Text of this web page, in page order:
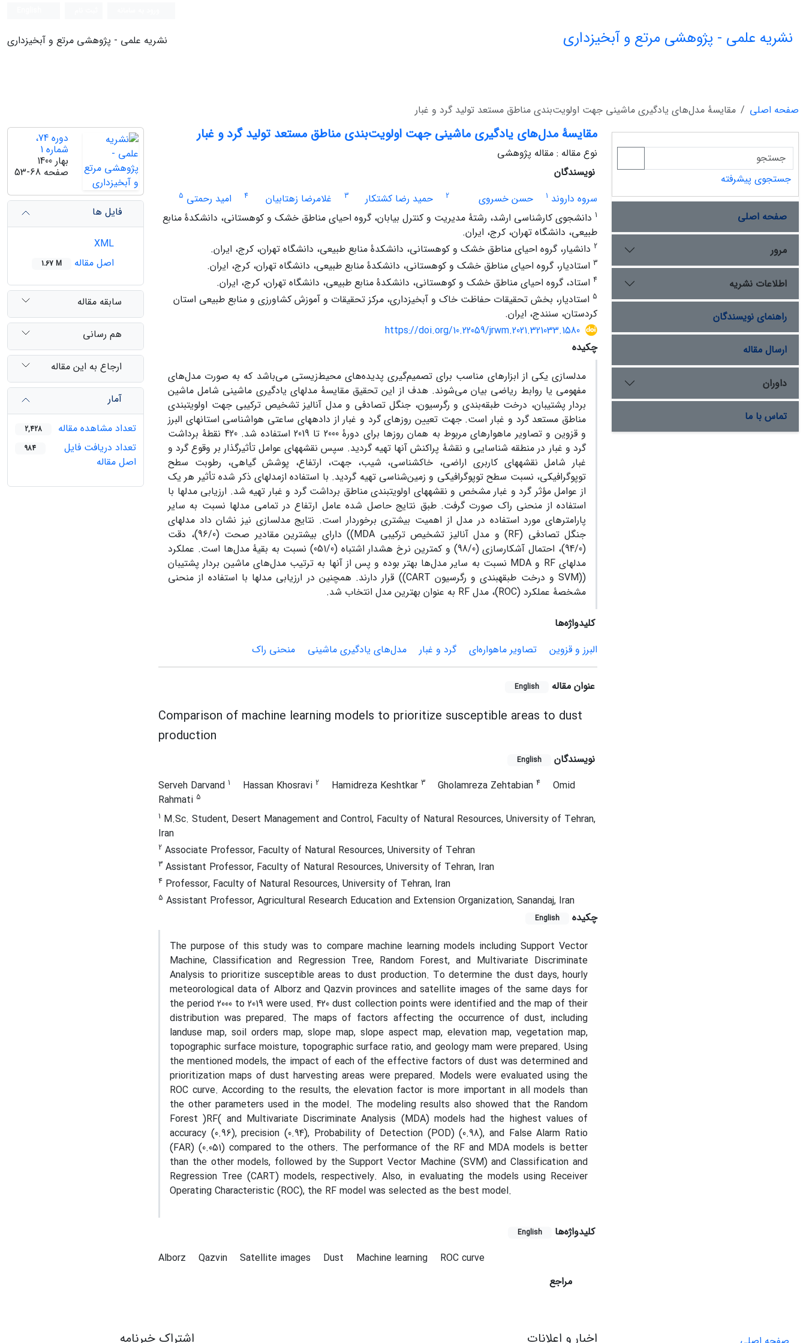
نشریه علمی - پژوهشی مرتع و آبخیزداری نشریه علمی - پژوهشی مرتع و آبخیزداری
صفحه اصلی مقایسۀ مدل‌های یادگیری ماشینی جهت اولویت‌بندی مناطق مستعد تولید گرد و غبار
مقایسۀ مدل‌های یادگیری ماشینی جهت اولویت‌بندی مناطق مستعد تولید گرد و غبار
نوع مقاله : مقاله پژوهشی
نویسندگان
سروه داروند 1 حسن خسروی 2 حمید رضا کشتکار 3 غلامرضا زهتابیان 4 امید رحمتی 5
1 دانشجوی کارشناسی ارشد، رشتۀ مدیریت و کنترل بیابان، گروه احیای مناطق خشک و کوهستانی، دانشکدۀ منابع
طبیعی، دانشگاه تهران، کرج، ایران.
2 دانشیار، گروه احیای مناطق خشک و کوهستانی، دانشکدۀ منابع طبیعی، دانشگاه تهران، کرج، ایران.
3 استادیار، گروه احیای مناطق خشک و کوهستانی، دانشکدۀ منابع طبیعی، دانشگاه تهران، کرج، ایران.
4 استاد، گروه احیای مناطق خشک و کوهستانی، دانشکدۀ منابع طبیعی، دانشگاه تهران، کرج، ایران.
5 استادیار، بخش تحقیقات حفاظت خاک و آبخیزداری، مرکز تحقیقات و آموزش کشاورزی و منابع طبیعی استان
کردستان، سنندج، ایران.
https://doi.org/10.22059/jrwm.2021.321033.1580
چکیده
مد‌ل­سازی یکی از ابزارهای مناسب برای تصمیم‌گیری پدیده‌های محیط‌زیستی می‌باشد که به صورت مدل‌های
مفهومی یا روابط ریاضی بیان می‌شوند. هدف از این تحقیق مقایسۀ مدل­های یادگیری ماشینی شامل ماشین
بردار پشتیبان، درخت طبقه‌بندی و رگرسیون، جنگل تصادفی و مدل آنالیز تشخیص ترکیبی جهت اولویت­بندی
مناطق مستعد گرد و غبار است. جهت تعیین روز­های گرد و غبار از داده­های ساعتی هواشناسی استان­های البرز
و قزوین و تصاویر ماهواره­ای مربوط به همان روزها برای دورۀ 2000 تا 2019 استفاده شد. 420 نقطۀ برداشت
گرد و غبار در منطقه شناسایی و نقشۀ پراکنش آ­ن­ها تهیه گردید. سپس نقشه­های عوامل تأثیرگذار بر وقوع گرد و
غبار شامل نقشه­های کاربری اراضی، خاک­شناسی، شیب، جهت، ارتفاع، پوشش گیاهی، رطوبت سطح
توپوگرافیکی، نسبت سطح توپوگرافیکی و زمین‌شناسی تهیه گردید. با استفاده ازمدل­­های ذکر شده تأثیر هر یک
از عوامل مؤثر گرد و غبار مشخص و نقشه­های اولویت­بندی مناطق برداشت گرد و غبار تهیه شد. ارزیابی مدل­ها با
استفاده از منحنی راک صورت گرفت. طبق نتایج حاصل شده عامل ارتفاع در تمامی مدل­ها نسبت به سایر
پارامترهای مورد استفاده در مدل از اهمیت بیشتری برخوردار است. نتایج مدل­سازی نیز نشان داد مدل­های
جنگل تصادفی (RF) و مدل آنالیز تشخیص ترکیبی MDA)) دارای بیشترین مقادیر صحت (96/0)، دقت
(94/0)، احتمال آشکارسازی (98/0) و کمترین نرخ هشدار اشتباه (051/0) نسبت به بقیۀ مدل‌ها است. عملکرد
مدل­های RF و MDA نسبت به سایر مدل‌ها بهتر بوده و پس از آن­ها به ترتیب مدل‌های ماشین بردار پشتیبان
((SVM و درخت طبقه­بندی و رگرسیون CART)) قرار دارند. همچنین در ارزیابی مدل­ها با استفاده از منحنی
مشخصۀ عملکرد (ROC)، مدل RF به عنوان بهترین مدل انتخاب شد.
کلیدواژه‌ها
البرز و قزوین
تصاویر ماهواره‌ای گرد و غبار مدل‌های یادگیری ماشینی منحنی راک
عنوان مقاله English
Comparison of machine learning models to prioritize susceptible areas to dust
production
نویسندگان English
Serveh Darvand 1 Hassan Khosravi 2 Hamidreza Keshtkar 3 Gholamreza Zehtabian 4
Omid
Rahmati 5
1 M.Sc. Student, Desert Management and Control, Faculty of Natural Resources, University of Tehran,
Iran
2 Associate Professor, Faculty of Natural Resources, University of Tehran
3 Assistant Professor, Faculty of Natural Resources, University of Tehran, Iran
4 Professor, Faculty of Natural Resources, University of Tehran, Iran
5 Assistant Professor, Agricultural Research Education and Extension Organization, Sanandaj, Iran
چکیده
English
The purpose of this study was to compare machine learning models including Support Vector
Machine, Classification and Regression Tree, Random Forest, and Multivariate Discriminate
Analysis to prioritize susceptible areas to dust production. To determine the dust days, hourly
meteorological data of Alborz and Qazvin provinces and satellite images of the same days for
the period 2000 to 2019 were used. 420 dust collection points were identified and the map of their
distribution was prepared. The maps of factors affecting the occurrence of dust, including
landuse map, soil orders map, slope map, slope aspect map, elevation map, vegetation map,
topographic surface moisture, topographic surface ratio, and geology mam were prepared. Using
the mentioned models, the impact of each of the effective factors of dust was determined and
prioritization maps of dust harvesting areas were prepared. Models were evaluated using the
ROC curve. According to the results, the elevation factor is more important in all models than
the other parameters used in the model. The modeling results also showed that the Random
Forest )RF( and Multivariate Discriminate Analysis (MDA) models had the highest values of
accuracy (0.96), precision (0.94), Probability of Detection (POD) (0.98), and False Alarm Ratio
(FAR) (0.051) compared to the others. The performance of the RF and MDA models is better
than the other models, followed by the Support Vector Machine (SVM) and Classification and
Regression Tree (CART) models, respectively. Also, in evaluating the models using Receiver
Operating Characteristic (ROC), the RF model was selected as the best model.
کلیدواژه‌ها English
Alborz Qazvin Satellite images Dust Machine learning
ROC curve
مراجع
دوره 74،
شماره 1
بهار 1400
صفحه 53-68
فایل ها
اصل مقاله
1.67 M
سابقه مقاله
هم رسانی
ارجاع به این مقاله
آمار
تعداد مشاهده مقاله
2,428
تعداد دریافت فایل
اصل مقاله
984
جستجوی پیشرفته
صفحه اصلی
مرور
اطلاعات نشریه
راهنمای نویسندگان
ارسال مقاله
داوران
تماس با ما
اخبار و اعلانات اشتراک خبرنامه